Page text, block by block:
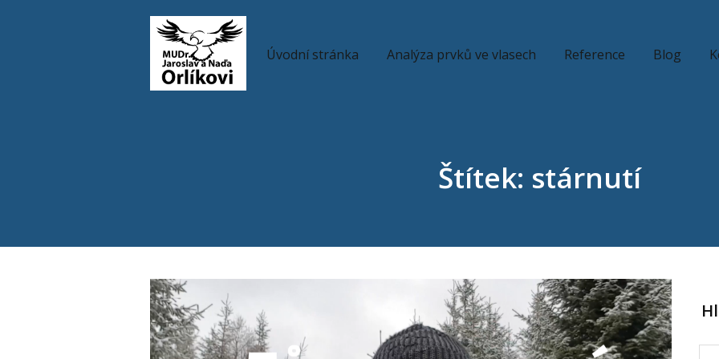
Úvodní stránka Analýza prvků ve vlasech Reference Blog
Štítek: stárnutí